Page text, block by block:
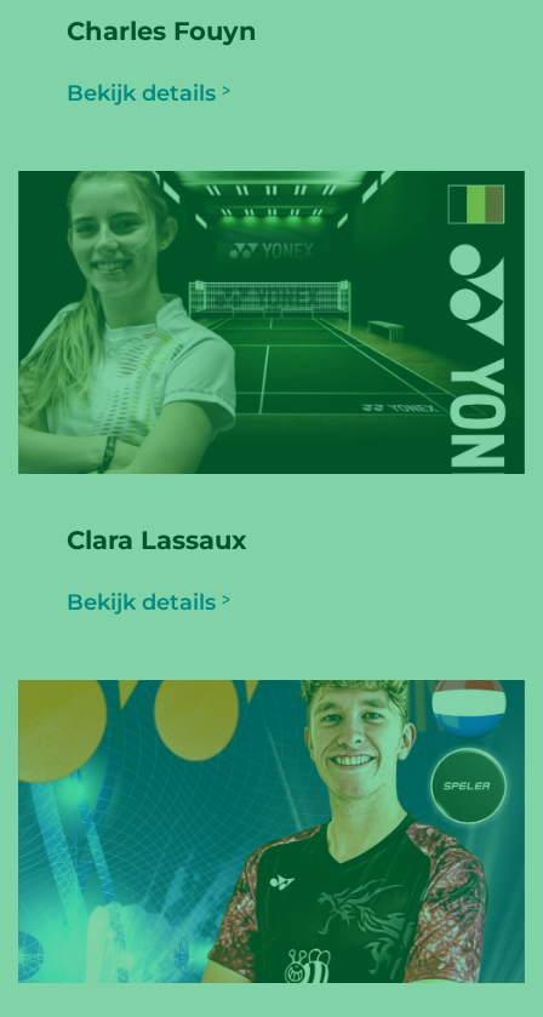
Charles Fouyn
Bekijk details
Clara Lassaux
Bekijk details